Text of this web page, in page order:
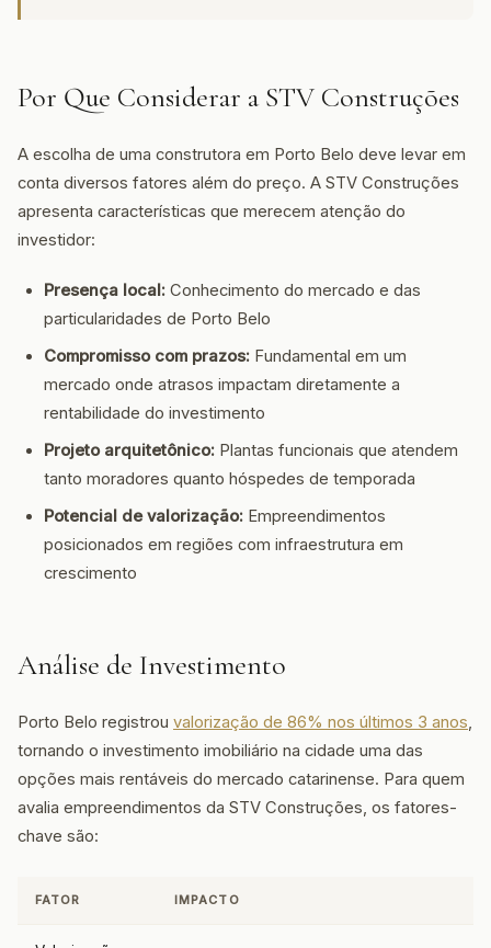
Por Que Considerar a STV Construções
A escolha de uma construtora em Porto Belo deve levar em
conta diversos fatores além do preço. A STV Construções
apresenta características que merecem atenção do
investidor:
Presença local: Conhecimento do mercado e das
particularidades de Porto Belo
Compromisso com prazos: Fundamental em um
mercado onde atrasos impactam diretamente a
rentabilidade do investimento
Projeto arquitetônico: Plantas funcionais que atendem
tanto moradores quanto hóspedes de temporada
Potencial de valorização: Empreendimentos
posicionados em regiões com infraestrutura em
crescimento
Análise de Investimento
Porto Belo registrou valorização de 86% nos últimos 3 anos,
tornando o investimento imobiliário na cidade uma das
opções mais rentáveis do mercado catarinense. Para quem
avalia empreendimentos da STV Construções, os fatores-
chave são:
FATOR IMPACTO